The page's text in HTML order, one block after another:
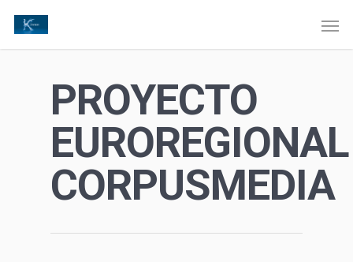
PROYECTO
EUROREGIONAL
CORPUSMEDIA